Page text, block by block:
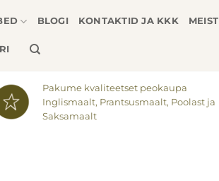
BLOGI KONTAKTID JA KKK MEIST
Pakume kvaliteetset peokaupa
Inglismaalt, Prantsusmaalt, Poolast ja
Saksamaalt